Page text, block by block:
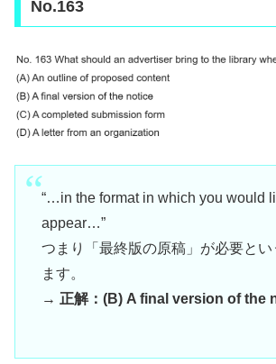
No.163
“…in the format in which you would
appear…”
つまり「最終版の原稿」が必要とい
ます。
→ 正解：(B) A final version of the